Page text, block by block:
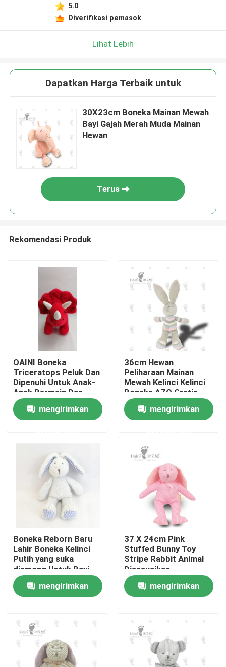
Rumah
Produk
Tentang kami
Tur Pabrik
Kontrol kualitas
Hubungi kami
Berita
Permintaan Penawaran
Mainan Mewah Lembut
5.0
Diverifikasi pemasok
Lihat Lebih
Dapatkan Harga Terbaik untuk
30X23cm Boneka Mainan Mewah
Bayi Gajah Merah Muda Mainan
Hewan
Terus
Rekomendasi Produk
OAINI Boneka
Triceratops Peluk Dan
Dipenuhi Untuk Anak-
Anak Bermain Dan
Dekorasi Rumah
mengirimkan
36cm Hewan
Peliharaan Mainan
Mewah Kelinci Kelinci
Boneka AZO Gratis
EN71
mengirimkan
Boneka Reborn Baru
Lahir Boneka Kelinci
Putih yang suka
diemong Untuk Bayi
dan bayi
mengirimkan
37 X 24cm Pink
Stuffed Bunny Toy
Stripe Rabbit Animal
Disesuaikan
mengirimkan